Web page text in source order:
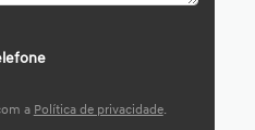
a Política de privacidade.